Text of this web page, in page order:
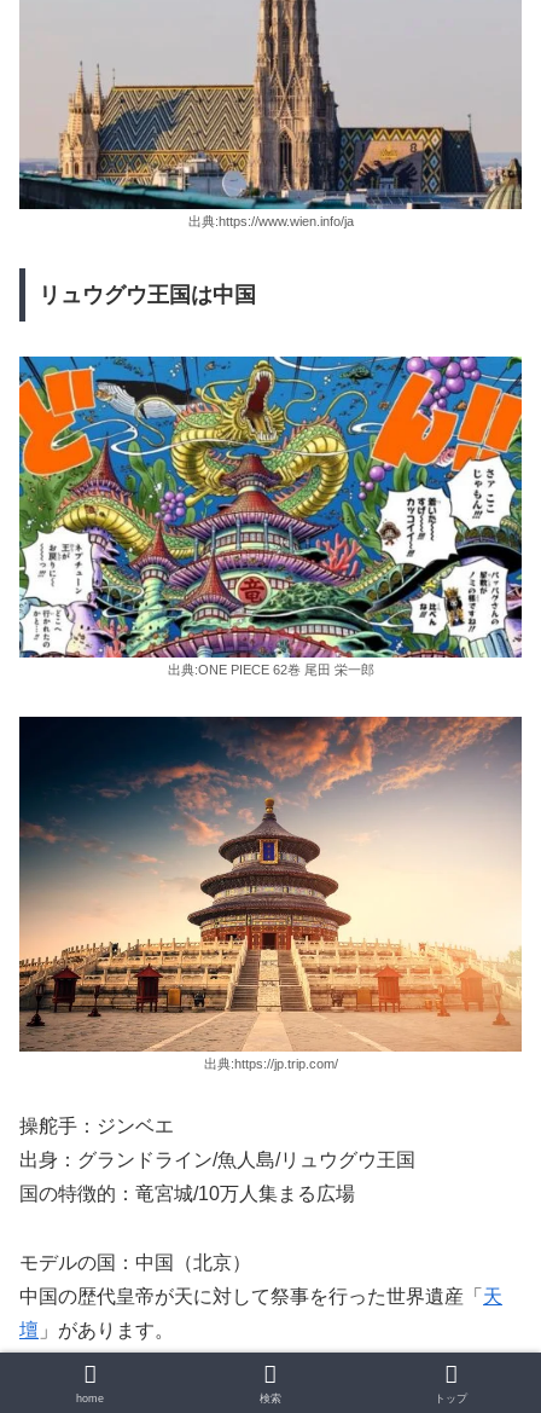
出典:https://www.wien.info/ja
リュウグウ王国は中国
出典:ONE PIECE 62巻 尾田 栄一郎
出典:https://jp.trip.com/
操舵手：ジンベエ
出身：グランドライン/魚人島/リュウグウ王国
国の特徴的：竜宮城/10万人集まる広場
モデルの国：中国（北京）
中国の歴代皇帝が天に対して祭事を行った世界遺産「 天
壇 」があります。
また 北京と言えば 天安門事件にて「10万人のデモ隊」を
home 検索 トップ